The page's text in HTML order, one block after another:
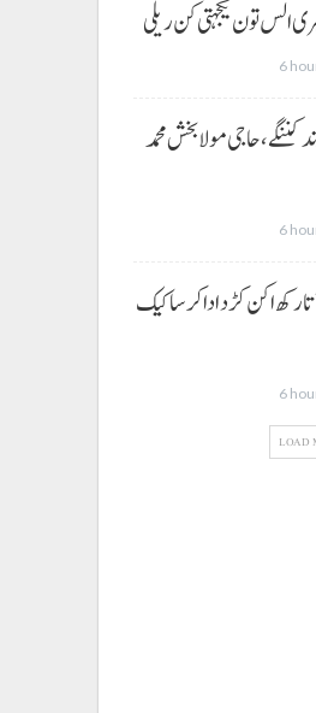
الس تون یکجہتی کن ریلی
6
کننگے، حاجی مولا بخش محمد
6
رکھ اکن کڑد ادا کرسا کیک
6
LOAD